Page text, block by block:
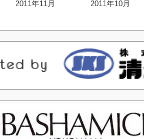
2011年11月
2011年10月